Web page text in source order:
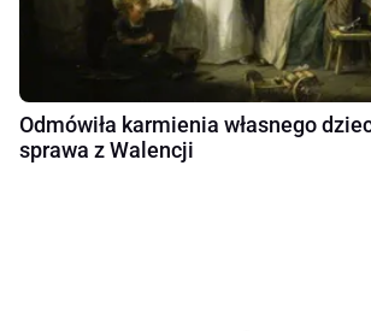
Odmówiła karmienia własnego
sprawa z Walencji